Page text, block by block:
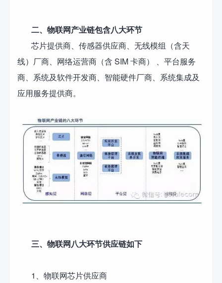
二、物联网产业链包含八大环节
芯片提供商、传感器供应商、无线模组（含天
线）厂商、网络运营商（含 SIM 卡商） 、平台服务
商、系统及软件开发商、智能硬件厂商、系统集成及
应用服务提供商。
三、物联网八大环节供应链如下
1、物联网芯片供应商